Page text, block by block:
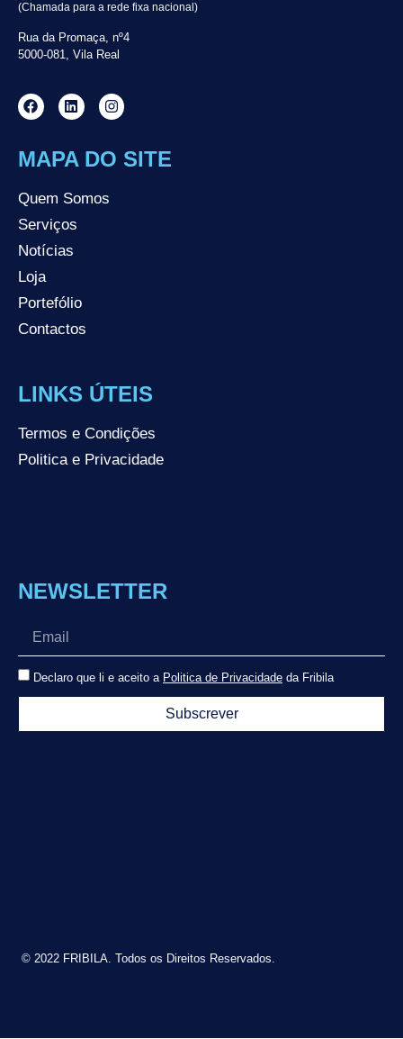
(Chamada para a rede fixa nacional)
Rua da Promaça, nº4
5000-081, Vila Real
MAPA DO SITE
Quem Somos
Serviços
Notícias
Loja
Portefólio
Contactos
LINKS ÚTEIS
Termos e Condições
Politica e Privacidade
NEWSLETTER
Declaro que li e aceito a Politica de Privacidade da Fribila
Subscrever
© 2022 FRIBILA. Todos os Direitos Reservados.